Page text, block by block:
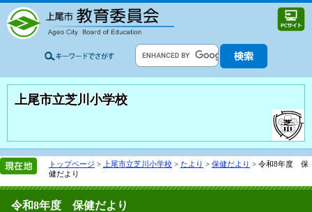
上尾市立芝川小学校
トップページ > 上尾市立芝川小学校 > たより > 保健だより > 令和8年度 保
健だより
令和8年度 保健だより